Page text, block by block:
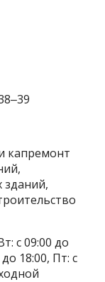
капремонт
зданий,
с 09:00 до
18:00, Пт: с